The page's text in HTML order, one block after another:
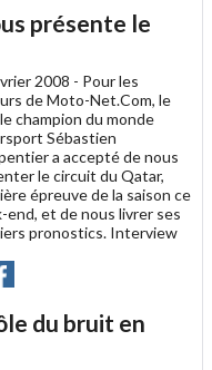
présente le
2008 - Pour les
de Moto-Net.Com, le
champion du monde
Sébastien
a accepté de nous
le circuit du Qatar,
épreuve de la saison ce
end, et de nous livrer ses
pronostics. Interview
du bruit en